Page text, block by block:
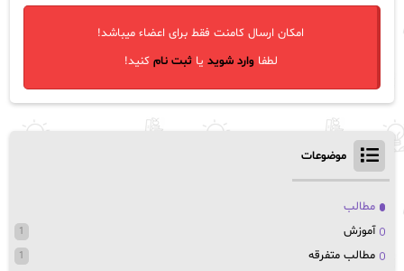
امکان ارسال کامنت فقط برای اعضاء میباشد!
لطفاوارد شوید یاثبت نام کنید!
موضوعات
مطالب
آموزش
1
مطالب متفرقه 1